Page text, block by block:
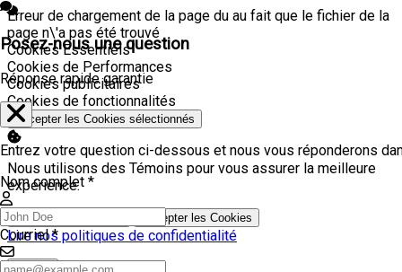
Erreur de chargement de la page du au fait que le fichier de la
page n\'a pas été trouvé
Activer
Cookies Essentiels
Activer
Cookies de Performances
Activer
Cookies publicitaires
Activer
Cookies de fonctionnalités
Accepter les Cookies sélectionnés
Nous utilisons des Témoins pour vous assurer la meilleure
expérience.
Réglage des cookies Accepter les Cookies
Lire nos politiques de confidentialité
Posez-nous une question
Réponse rapide garantie
Entrez votre question ci-dessous et nous vous réponderons
Nom complet *
Courriel *
Fermer